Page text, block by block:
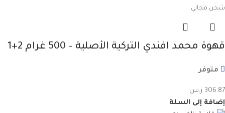
شحن مجاني
قهوة محمد افندي التركية الأصلية – 500 غرام 2+1
متوفر
306.87 ر.س
إضافة إلى السلة